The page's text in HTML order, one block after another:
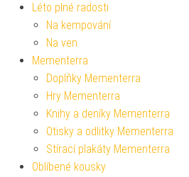
Léto plné radosti
Na kempování
Na ven
Mementerra
Doplňky Mementerra
Hry Mementerra
Knihy a deníky Mementerra
Otisky a odlitky Mementerra
Stírací plakáty Mementerra
Oblíbené kousky